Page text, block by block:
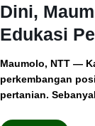
Dini,
Edukasi
Maumolo, NTT —
perkembangan
pertanian.